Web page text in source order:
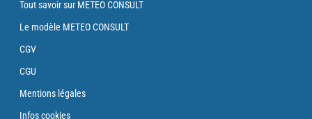
Tout savoir sur METEO CONSULT
Le modèle METEO CONSULT
CGV
CGU
Mentions légales
Infos cookies